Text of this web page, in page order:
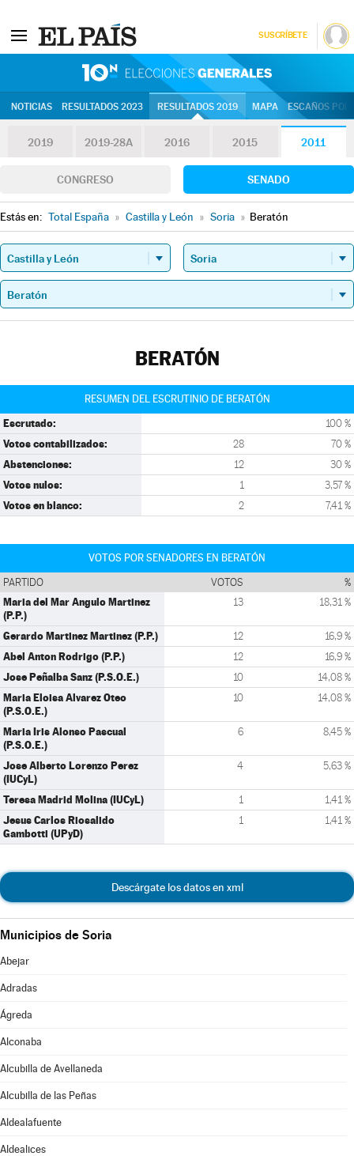
SUSCRÍBETE
NOTICIAS RESULTADOS 2023 RESULTADOS 2019 MAPA ESCAÑOS
2019 2019-28A 2016 2015 2011
CONGRESO SENADO
Estás en: Total España » Castilla y León » Soria » Beratón
BERATÓN
RESUMEN DEL ESCRUTINIO DE BERATÓN
Escrutado: 100 %
Votos contabilizados: 28 70 %
Abstenciones: 12 30 %
Votos nulos: 1 3,57 %
Votos en blanco: 2 7,41 %
VOTOS POR SENADORES EN BERATÓN
PARTIDO VOTOS %
Maria del Mar Angulo Martinez
(P.P.)
13 18,31 %
Gerardo Martinez Martinez (P.P.) 12 16,9 %
Abel Anton Rodrigo (P.P.) 12 16,9 %
Jose Peñalba Sanz (P.S.O.E.) 10 14,08 %
Maria Eloisa Alvarez Oteo
(P.S.O.E.)
10 14,08 %
Maria Iris Alonso Pascual
(P.S.O.E.)
6 8,45 %
Jose Alberto Lorenzo Perez
(IUCyL)
4 5,63 %
Teresa Madrid Molina (IUCyL) 1 1,41 %
Jesus Carlos Riosalido
Gambotti (UPyD)
1 1,41 %
Descárgate los datos en xml
Municipios de Soria
Abejar
Adradas
Ágreda
Alconaba
Alcubilla de Avellaneda
Alcubilla de las Peñas
Aldealafuente
Aldealices